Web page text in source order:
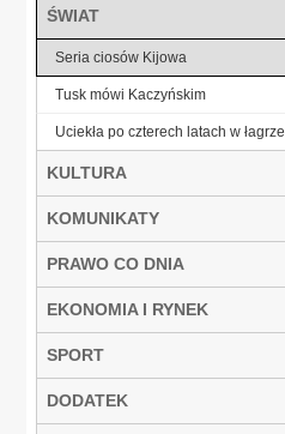
ŚWIAT
Seria ciosów Kijowa
Tusk mówi Kaczyńskim
Uciekła po czterech latach w łagrze
KULTURA
KOMUNIKATY
PRAWO CO DNIA
EKONOMIA I RYNEK
SPORT
DODATEK